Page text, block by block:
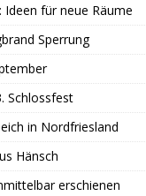
Ideen für neue Räume
Sperrung
Schlossfest
in Nordfriesland
Hänsch
erschienen